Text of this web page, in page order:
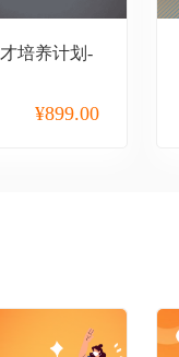
培养计划-
¥899.00